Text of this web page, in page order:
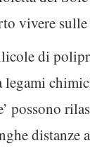
vivere
di
legami
possono
distanze